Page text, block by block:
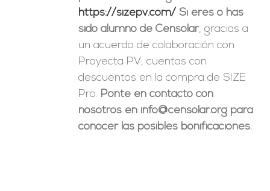
https://sizepv.com/ Si eres o has
sido alumno de Censolar, gracias a
un acuerdo de colaboración con
Proyecta PV, cuentas con
descuentos en la compra de SIZE
Pro. Ponte en contacto con
nosotros en info@censolar.org para
conocer las posibles bonificaciones.